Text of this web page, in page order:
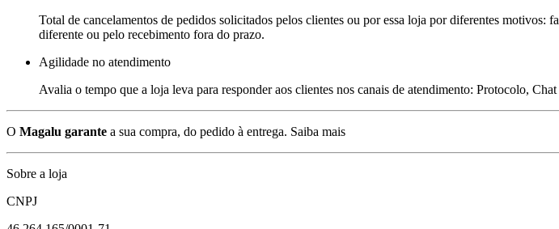
Total de cancelamentos de pedidos solicitados pelos clientes ou por essa loja por diferentes motivos:
diferente ou pelo recebimento fora do prazo.
Agilidade no atendimento
Avalia o tempo que a loja leva para responder aos clientes nos canais de atendimento: Protocolo,
O Magalu garante a sua compra, do pedido à entrega. Saiba mais
Sobre a loja
CNPJ